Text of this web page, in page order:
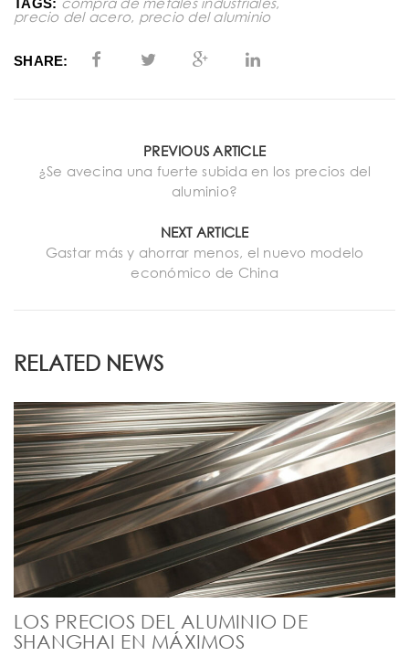
precio del acero
precio del aluminio
SHARE:
PREVIOUS ARTICLE
¿Se avecina una fuerte subida en los precios del
aluminio?
NEXT ARTICLE
Gastar más y ahorrar menos, el nuevo modelo
económico de China
RELATED NEWS
LOS PRECIOS DEL ALUMINIO DE
SHANGHAI EN MÁXIMOS